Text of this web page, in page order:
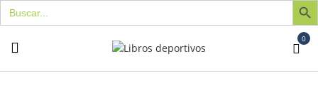
Buscar:
0